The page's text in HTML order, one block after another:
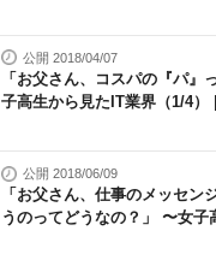
公開 2018/04/07
「お父さん、コスパの『パ
子高生から見たIT業界（1/4）
公開 2018/06/09
「お父さん、仕事のメッセン
うのってどうなの？」 〜女子